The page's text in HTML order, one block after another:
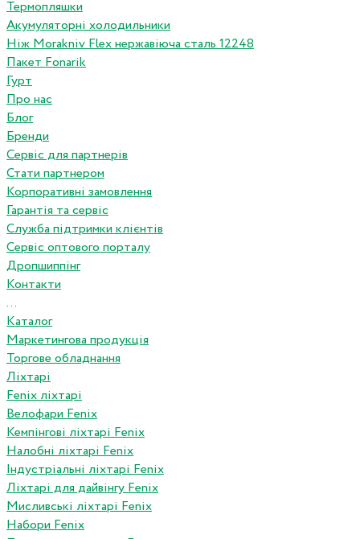
Термопляшки
Акумуляторні холодильники
Ніж Morakniv Flex нержавіюча сталь 12248
Пакет Fonarik
Гурт
Про нас
Блог
Бренди
Сервіс для партнерів
Стати партнером
Корпоративні замовлення
Гарантія та сервіс
Служба підтримки клієнтів
Сервіс оптового порталу
Дропшиппінг
Контакти
...
Каталог
Маркетингова продукція
Торгове обладнання
Ліхтарі
Fenix ліхтарі
Велофари Fenix
Кемпінгові ліхтарі Fenix
Налобні ліхтарі Fenix
Індустріальні ліхтарі Fenix
Ліхтарі для дайвінгу Fenix
Мисливські ліхтарі Fenix
Набори Fenix